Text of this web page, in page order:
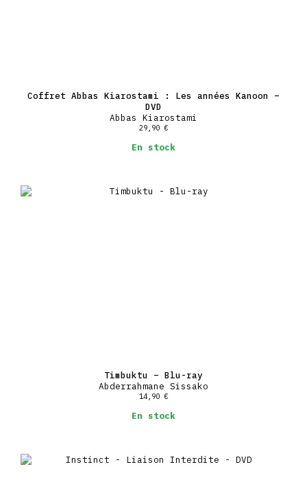
Coffret Abbas Kiarostami : Les années Kanoon –
DVD
Abbas Kiarostami
29,90 €
En stock
Timbuktu – Blu-ray
Abderrahmane Sissako
14,90 €
En stock